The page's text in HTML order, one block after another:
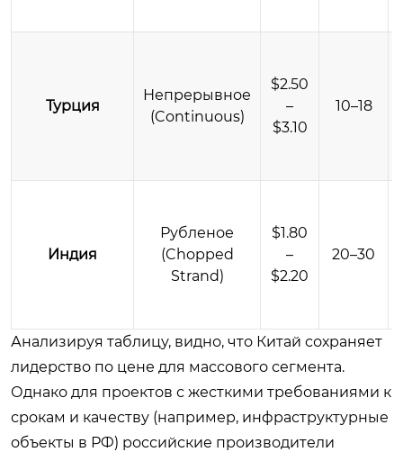
Турция
Непрерывное
(Continuous)
$2.50
–
$3.10
10–18
Индия
Рубленое
(Chopped
Strand)
$1.80
–
$2.20
20–30
Анализируя таблицу, видно, что Китай сохраняет
лидерство по цене для массового сегмента.
Однако для проектов с жесткими требованиями к
срокам и качеству (например, инфраструктурные
объекты в РФ) российские производители